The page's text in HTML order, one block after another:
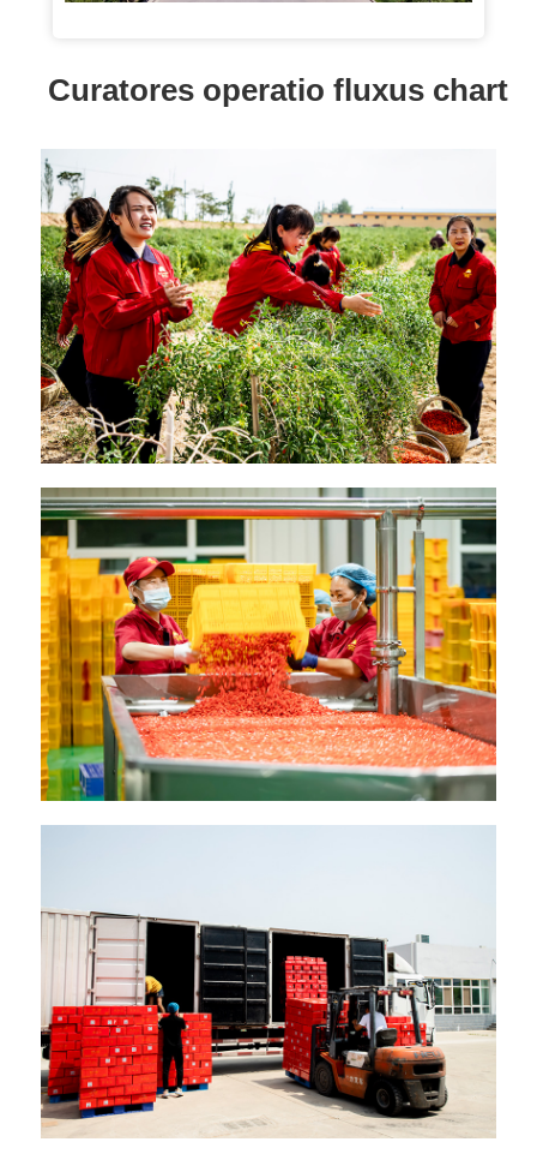
Curatores operatio fluxus chart